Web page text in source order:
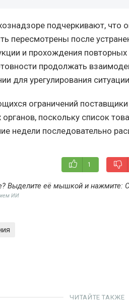
подчеркивают, что
пересмотрены после
и прохождения
продолжать
для урегулирования
ограничений
поскольку список
недели последовательно
1
Выделите её мышкой и нажмите:
ИИ
ЧИТАЙТЕ ТАКЖЕ